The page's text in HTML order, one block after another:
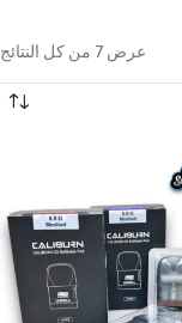
التعبئة تمنحك عمر استخدام
بودات أصلية وعالية
عرض ⁦7⁩ من كل النتائج